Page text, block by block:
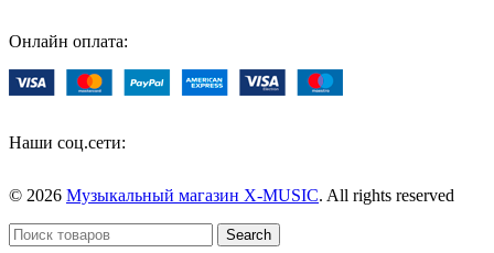
Онлайн оплата:
Наши соц.сети:
© 2026 Музыкальный магазин X-MUSIC. All rights reserved
Search